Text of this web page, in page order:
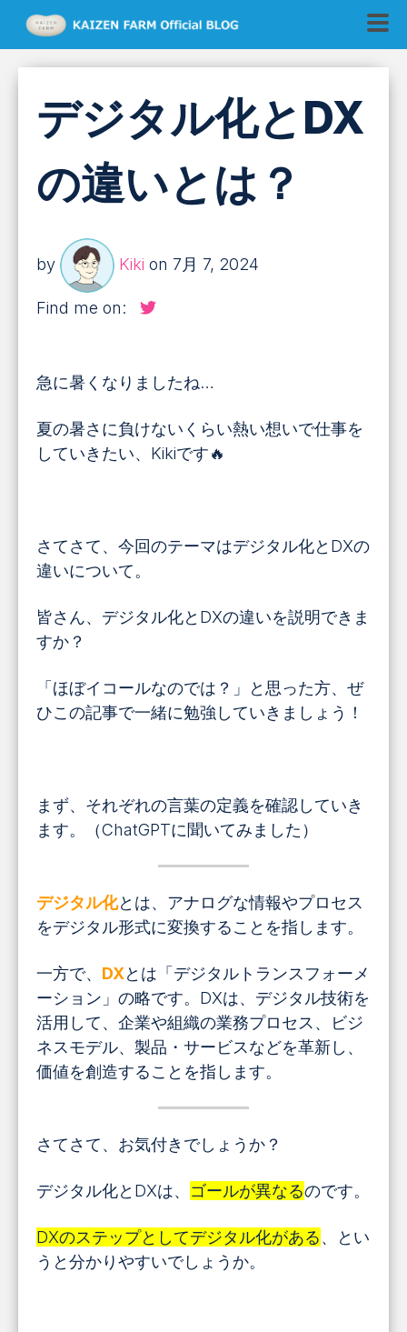
デジタル化とDX
の違いとは？
by Kiki on 7月 7, 2024
Find me on:
急に暑くなりましたね…
夏の暑さに負けないくらい熱い想いで仕事を
していきたい、Kikiです🔥
さてさて、今回のテーマはデジタル化とDXの
違いについて。
皆さん、デジタル化とDXの違いを説明できま
すか？
「ほぼイコールなのでは？」と思った方、ぜ
ひこの記事で一緒に勉強していきましょう！
まず、それぞれの言葉の定義を確認していき
ます。（ChatGPTに聞いてみました）
デジタル化とは、アナログな情報やプロセス
をデジタル形式に変換することを指します。
一方で、 DXとは「デジタルトランスフォーメ
ーション」の略です。DXは、デジタル技術を
活用して、企業や組織の業務プロセス、ビジ
ネスモデル、製品・サービスなどを革新し、
価値を創造することを指します。
さてさて、お気付きでしょうか？
デジタル化とDXは、 ゴールが異なるのです。
DXのステップとしてデジタル化がある、とい
うと分かりやすいでしょうか。